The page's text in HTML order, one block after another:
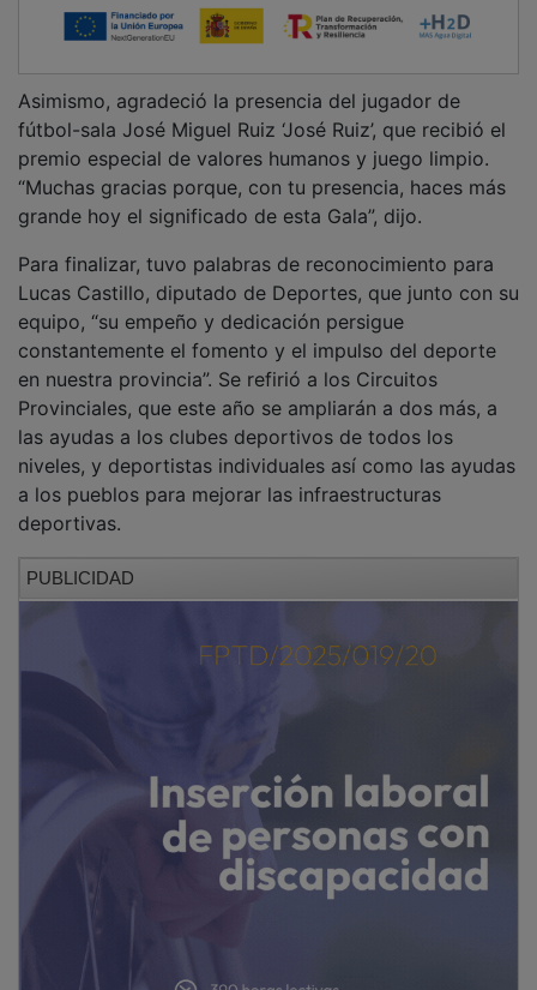
fútbol-sala José Miguel Ruiz ‘José Ruiz’, que recibió el
premio especial de valores humanos y juego limpio.
“Muchas gracias porque, con tu presencia, haces más
grande hoy el significado de esta Gala”, dijo.
Lucas Castillo, diputado de Deportes, que junto con su
equipo, “su empeño y dedicación persigue
constantemente el fomento y el impulso del deporte
en nuestra provincia”. Se refirió a los Circuitos
Provinciales, que este año se ampliarán a dos más, a
las ayudas a los clubes deportivos de todos los
niveles, y deportistas individuales así como las ayudas
a los pueblos para mejorar las infraestructuras
deportivas.